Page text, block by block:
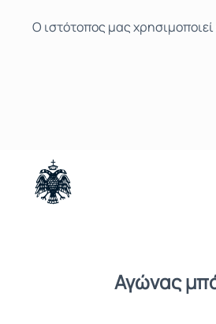
Ο ιστότοπoς μας
Αγώνας